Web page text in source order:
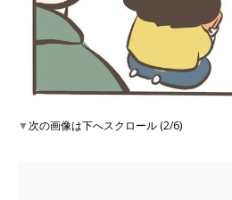
▼次の画像は下へスクロール (2/6)